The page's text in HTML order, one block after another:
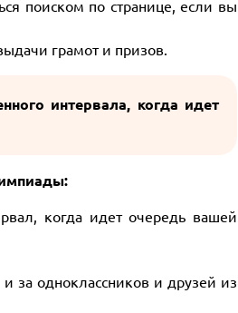
поиском по странице, если вы
грамот и призов.
интервала, когда идет
когда идет очередь вашей
за одноклассников и друзей из